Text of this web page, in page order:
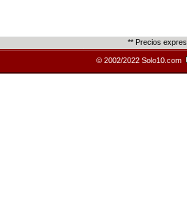
** Precios
© 2002/2022 Solo10.com